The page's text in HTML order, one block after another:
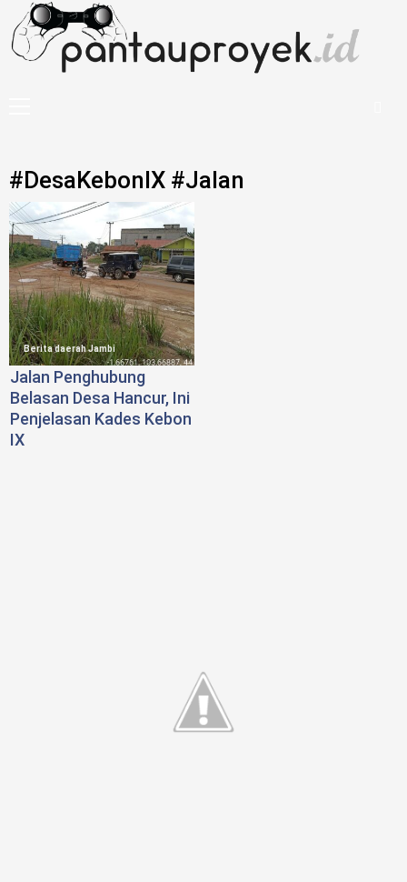
content
#DesaKebonIX #Jalan
Berita daerah Jambi
Jalan Penghubung
Belasan Desa Hancur, Ini
Penjelasan Kades Kebon
IX